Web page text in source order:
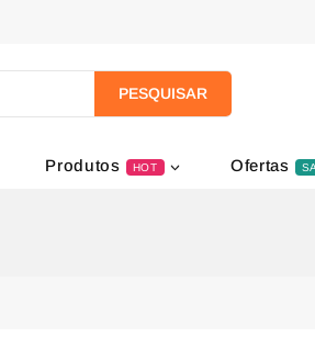
PESQUISAR
Produtos HOT Ofertas